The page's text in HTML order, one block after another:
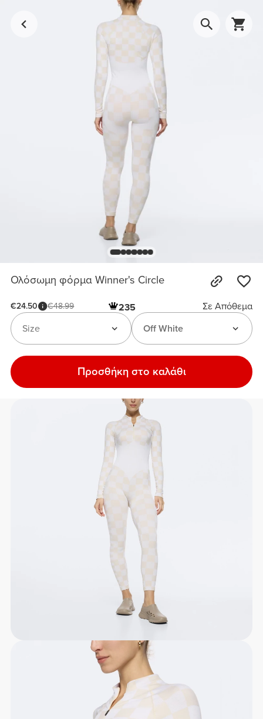
Ολόσωμη φόρμα Winner's Circle
€24.50 €48.99 235
Σε Απόθεμα
Off White
Size
Προσθήκη στο καλάθι